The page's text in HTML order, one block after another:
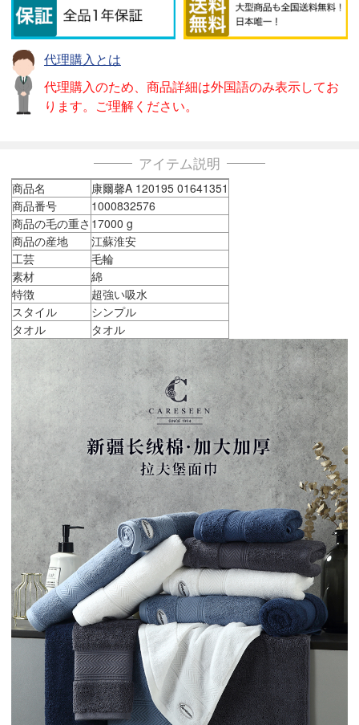
代理購入とは
代理購入のため、商品詳細は外国語のみ表示してお
ります。ご理解ください。
アイテム説明
商品名
康爾馨A 120195 01641351
商品番号
1000832576
商品の毛の重さ 17000 g
商品の産地
江蘇淮安
工芸
毛輪
素材
綿
特徴
超強い吸水
スタイル
シンプル
タオル
タオル